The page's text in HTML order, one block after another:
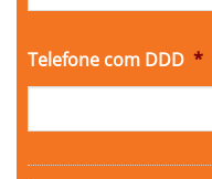
Telefone com DDD *